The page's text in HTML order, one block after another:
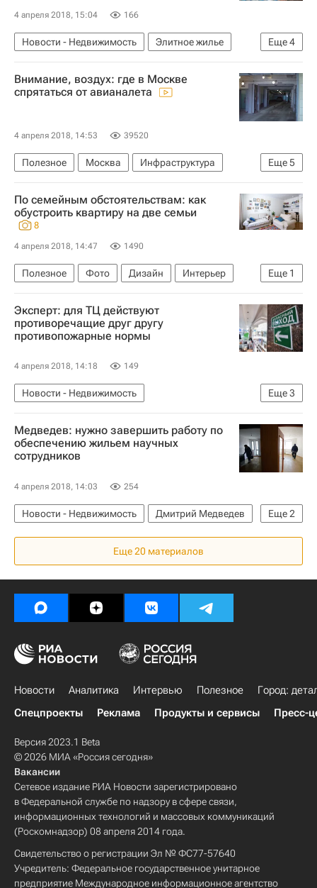
4 апреля 2018, 15:04 166
Еще4
Новости - Недвижимость
Элитное жилье
Строительство
Цены Жилье Россия
Внимание, воздух: где в Москве
спрятаться от авианалета
4 апреля 2018, 14:53 39520
Еще5
Полезное Москва
Инфраструктура
Городское хозяйство Москвы
Россия
Москва Сегодня: мегаполис для жизни
Комплекс городского хозяйства Москвы
Полезное – РИА Недвижимость
По семейным обстоятельствам: как
обустроить квартиру на две семьи
8
4 апреля 2018, 14:47 1490
Еще 1
Полезное Фото Дизайн
Интерьер
Мультимедиа – РИА Недвижимость
Эксперт: для ТЦ действуют
противоречащие друг другу
противопожарные нормы
4 апреля 2018, 14:18 149
Еще3
Новости - Недвижимость
Проверка соблюдения пожарных норм на объектах недвижимости в РФ
Недвижимость
Россия
Медведев: нужно завершить работу по
обеспечению жильем научных
сотрудников
4 апреля 2018, 14:03 254
Еще2
Новости - Недвижимость
Дмитрий Медведев
Жилье
Россия
Еще 20 материалов
Новости Аналитика Интервью Полезное
Город:
Спецпроекты
Реклама Продукты и сервисы Пресс-
Версия 2023.1 Beta
© 2026 МИА «Россия сегодня»
Вакансии
Сетевое издание РИА Новости зарегистрировано
в Федеральной службе по надзору в сфере связи,
информационных технологий и массовых коммуникаций
(Роскомнадзор) 08 апреля 2014 года.
Свидетельство о регистрации Эл № ФС77-57640
Учредитель: Федеральное государственное унитарное
предприятие Международное информационное агентство